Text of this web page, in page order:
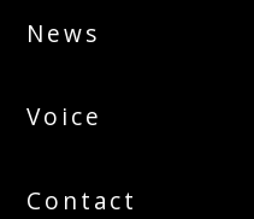
News
Voice
Contact